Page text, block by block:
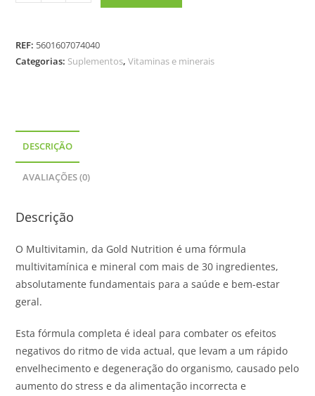
REF: 5601607074040
Categorias: Suplementos,Vitaminas e minerais
DESCRIÇÃO
AVALIAÇÕES (0)
Descrição
O Multivitamin, da Gold Nutrition é uma fórmula
multivitamínica e mineral com mais de 30 ingredientes,
absolutamente fundamentais para a saúde e bem-estar
geral.
Esta fórmula completa é ideal para combater os efeitos
negativos do ritmo de vida actual, que levam a um rápido
envelhecimento e degeneração do organismo, causado pelo
aumento do stress e da alimentação incorrecta e